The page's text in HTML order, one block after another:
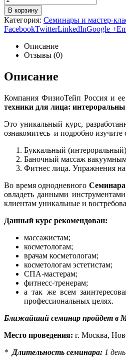
В корзину
Категория: Семинары и мастер-
FacebookTwitterLinkedInGoogle +
Описание
Отзывы (0)
Описание
Компания ФизиоТейп Россия и
техники для лица:
Это уникальный курс,
ознакомитесь и подробно
Буккальный
Баночный массаж
Фитнес лица. Упражнения
Во время однодневного
овладеть данными
клиентам уникальные и
Данный курс рекомендован:
массажистам;
косметологам;
врачам косметологам;
косметологам эстетистам;
СПА-мастерам;
фитнесс-тренерам;
а так же всем
профессиональных целях.
Ближайший семинар пройдет в
Место проведения: г. Москва,
* Длительность семинара: 1